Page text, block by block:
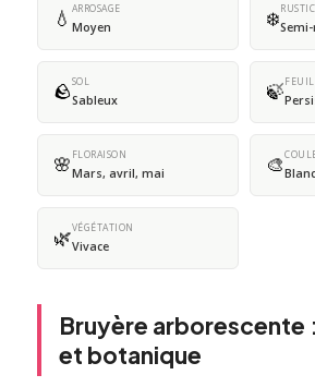
💧 ARROSAGE
Moyen ❄️
🪨SOL
Sableux 🍃
🌸 FLORAISON
Mars, avril, mai 🎨Blanc
🌿VÉGÉTATION
Vivace
Bruyère arborescente
et botanique